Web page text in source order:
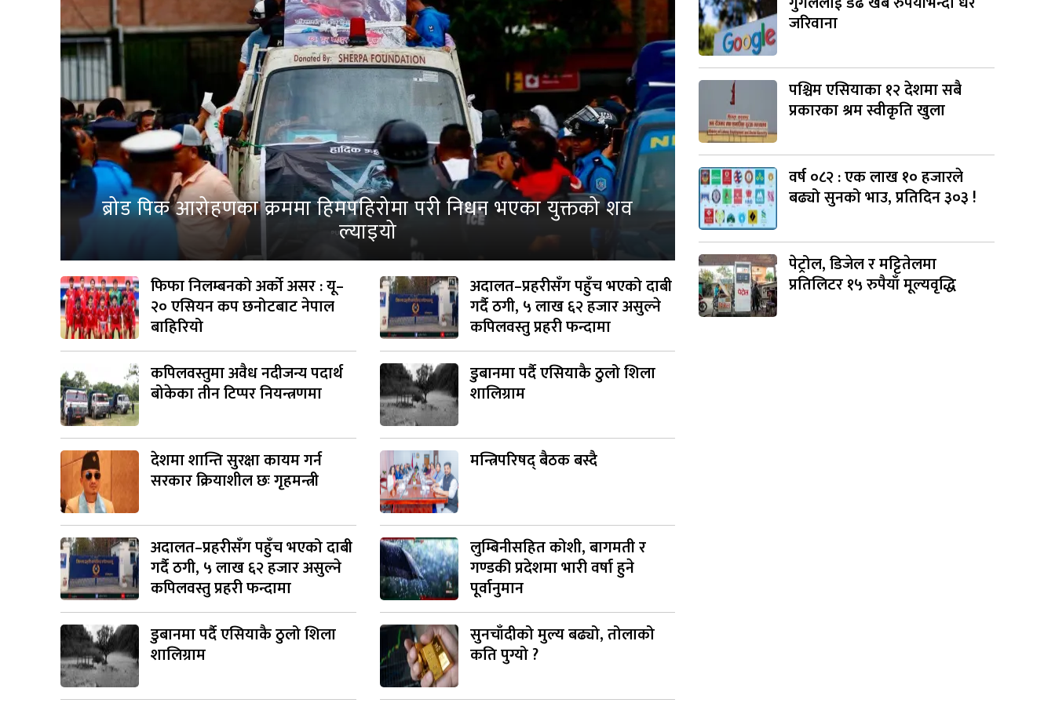
ब्रोड पिक आरोहणका क्रममा हिमपहिरोमा परी निधन भएका युक्तको शव
ल्याइयो
फिफा निलम्बनको अर्को असर : यू–
२० एसियन कप छनोटबाट नेपाल
बाहिरियो
कपिलवस्तुमा अवैध नदीजन्य पदार्थ
बोकेका तीन टिप्पर नियन्त्रणमा
देशमा शान्ति सुरक्षा कायम गर्न
सरकार क्रियाशील छः गृहमन्त्री
अदालत–प्रहरीसँग पहुँच भएको दाबी
गर्दै ठगी, ५ लाख ६२ हजार असुल्ने
कपिलवस्तु प्रहरी फन्दामा
डुबानमा पर्दै एसियाकै ठुलो शिला
शालिग्राम
अदालत–प्रहरीसँग पहुँच भएको दाबी
गर्दै ठगी, ५ लाख ६२ हजार असुल्ने
कपिलवस्तु प्रहरी फन्दामा
डुबानमा पर्दै एसियाकै ठुलो शिला
शालिग्राम
मन्त्रिपरिषद् बैठक बस्दै
लुम्बिनीसहित कोशी, बागमती र
गण्डकी प्रदेशमा भारी वर्षा हुने
पूर्वानुमान
सुनचाँदीको मुल्य बढ्यो, तोलाको
कति पुग्यो ?
जरिवाना
पश्चिम एसियाका १२ देशमा सबै
प्रकारका श्रम स्वीकृति खुला
वर्ष ०८२ : एक लाख १० हजारले
बढ्यो सुनको भाउ, प्रतिदिन ३०३ !
पेट्रोल, डिजेल र मट्टितेलमा
प्रतिलिटर १५ रुपैयाँ मूल्यवृद्धि